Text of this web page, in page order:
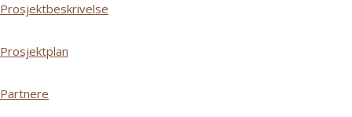
Prosjektbeskrivelse
Prosjektplan
Partnere